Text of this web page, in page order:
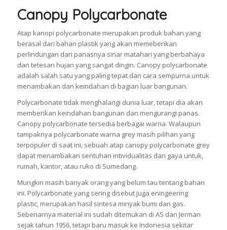
Canopy Polycarbonate
Atap kanopi polycarbonate merupakan produk bahan yang
berasal dari bahan plastik yang akan memeberikan
perlindungan dari panasnya sinar matahari yang berbahaya
dan tetesan hujan yang sangat dingin. Canopy polycarbonate
adalah salah satu yang paling tepat dan cara sempurna untuk
menambakan dan keindahan di bagian luar bangunan.
Polycarbonate tidak menghalangi dunia luar, tetapi dia akan
memberikan keindahan bangunan dan mengurangi panas.
Canopy polycarbonate tersedia berbagai warna. Walaupun
tampaknya polycarbonate warna grey masih pilihan yang
terpopuler di saat ini, sebuah atap canopy polycarbonate grey
dapat menambakan sentuhan intividualitas dan gaya untuk,
rumah, kantor, atau ruko di Sumedang.
Mungkin masih banyak orang yang belum tau tentang bahan
ini. Polycarbonate yang sering disebut juga eningeering
plastic, merupakan hasil sintesa minyak bumi dan gas.
Sebenarnya material ini sudah ditemukan di AS dan Jerman
sejak tahun 1956, tetapi baru masuk ke Indonesia sekitar